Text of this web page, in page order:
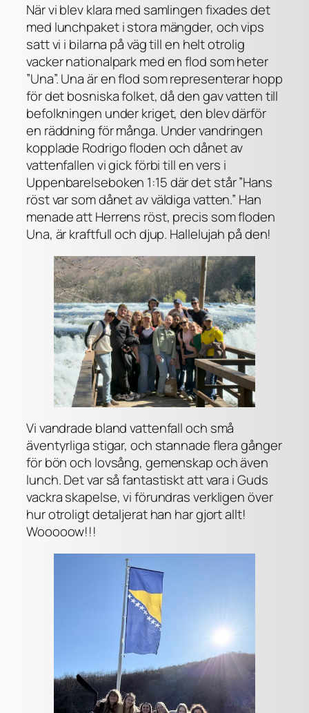
När vi blev klara med samlingen fixades det
med lunchpaket i stora mängder, och vips
satt vi i bilarna på väg till en helt otrolig
vacker nationalpark med en flod som heter
”Una”. Una är en flod som representerar hopp
för det bosniska folket, då den gav vatten till
befolkningen under kriget, den blev därför
en räddning för många. Under vandringen
kopplade Rodrigo floden och dånet av
vattenfallen vi gick förbi till en vers i
Uppenbarelseboken 1:15 där det står ”Hans
röst var som dånet av väldiga vatten.” Han
menade att Herrens röst, precis som floden
Una, är kraftfull och djup. Hallelujah på den!
Vi vandrade bland vattenfall och små
äventyrliga stigar, och stannade flera gånger
för bön och lovsång, gemenskap och även
lunch. Det var så fantastiskt att vara i Guds
vackra skapelse, vi förundras verkligen över
hur otroligt detaljerat han har gjort allt!
Wooooow!!!